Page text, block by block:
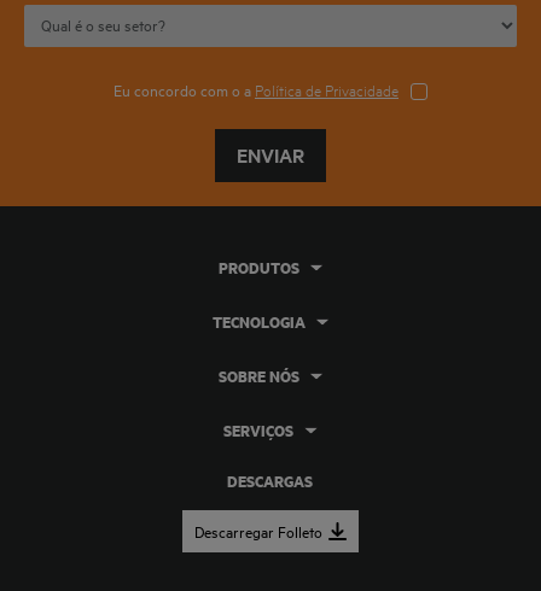
Eu concordo com o a Política de Privacidade
ENVIAR
DESCARGAS
Descarregar Folleto
PRODUTOS
TECNOLOGIA
SOBRE NÓS
SERVIÇOS